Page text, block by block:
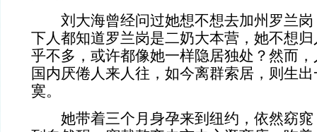
刘大海曾经问过她想不想去加州罗兰岗
下人都知道罗兰岗是二奶大本营，她不想
乎不多，或许都像她一样隐居独处？然而
国内厌倦人来人往，如今离群索居，则生
寞。
她带着三个月身孕来到纽约，依然窈窕